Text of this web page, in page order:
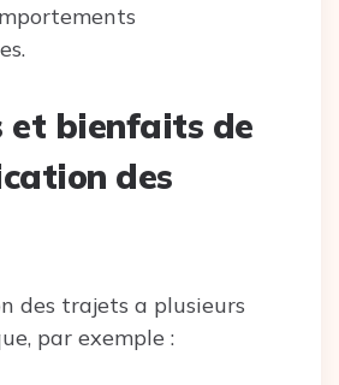
et bienfaits de
des
des trajets a plusieurs
par exemple :